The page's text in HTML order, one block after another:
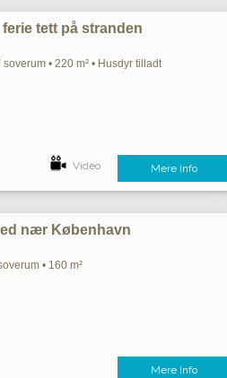
tett på stranden
• 220 m² • Husdyr tilladt
Video Mere Info
nær København
• 160 m²
Mere Info